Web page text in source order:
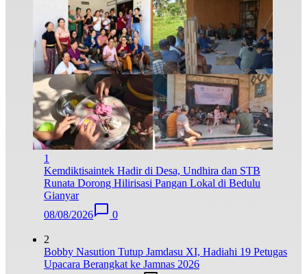
1
Kemdiktisaintek Hadir di Desa, Undhira dan STB
Runata Dorong Hilirisasi Pangan Lokal di Bedulu
Gianyar
08/08/2026
0
2
Bobby Nasution Tutup Jamdasu XI, Hadiahi 19 Petugas
Upacara Berangkat ke Jamnas 2026